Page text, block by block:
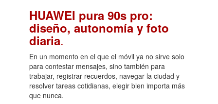
HUAWEI pura 90s pro:
diseño, autonomía y foto
diaria.
En un momento en el que el móvil ya no sirve solo
para contestar mensajes, sino también para
trabajar, registrar recuerdos, navegar la ciudad y
resolver tareas cotidianas, elegir bien importa más
que nunca.